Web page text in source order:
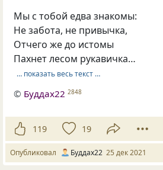
Мы с тобой едва знакомы:
Не забота, не привычка,
Отчего же до истомы
Пахнет лесом рукавичка…
… показать весь текст …
© Буддах22 2848
119 19
Опубликовал Буддах22 25 дек 2021